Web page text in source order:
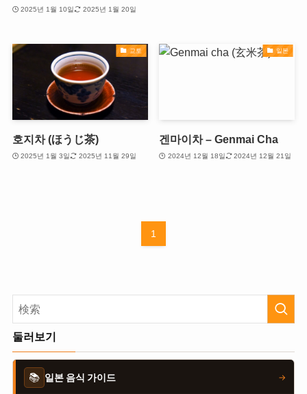
2025년 1월 10일 2025년 1월 20일
교토
호지차 (ほうじ茶)
2025년 1월 3일 2025년 11월 29일
일본
겐마이차 – Genmai Cha
2024년 12월 18일 2024년 12월 21일
1
둘러보기
📚 일본 음식 가이드 →